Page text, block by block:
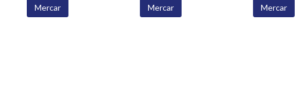
Mercar Mercar
XACOBEA 2016-
2024
Mercar